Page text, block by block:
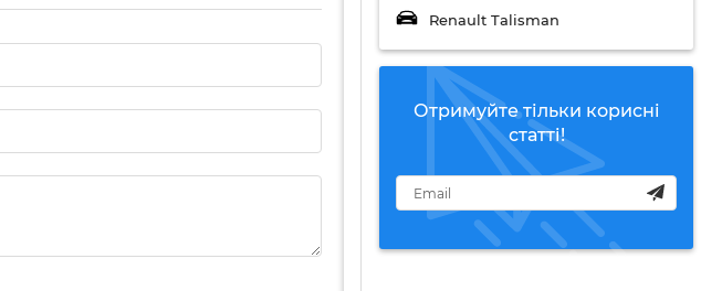
Renault Talisman
Отримуйте тільки корисні
статті!